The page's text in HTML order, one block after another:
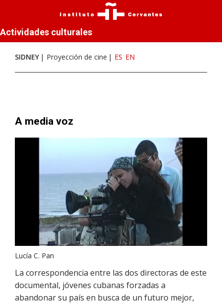
Actividades culturales
SIDNEY Proyección de cine ES EN
A media voz
Lucía C. Pan
La correspondencia entre las dos directoras de este
documental, jóvenes cubanas forzadas a
abandonar su país en busca de un futuro mejor,